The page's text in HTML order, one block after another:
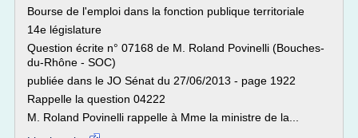
Bourse de l'emploi dans la fonction publique territoriale
14e législature
Question écrite n° 07168 de M. Roland Povinelli (Bouches-
du-Rhône - SOC)
publiée dans le JO Sénat du 27/06/2013 - page 1922
Rappelle la question 04222
M. Roland Povinelli rappelle à Mme la ministre de la...